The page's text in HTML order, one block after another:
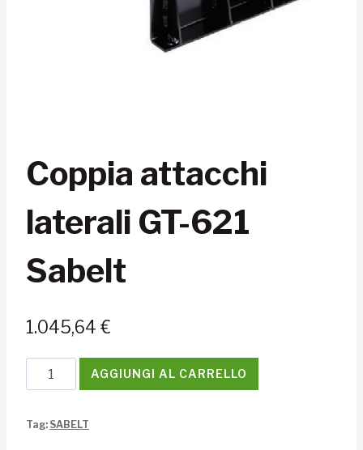
Coppia attacchi
laterali GT-621
Sabelt
1.045,64 €
Coppia
attacchi
GT-
AGGIUNGI AL CARRELLO
Tag: SABELT